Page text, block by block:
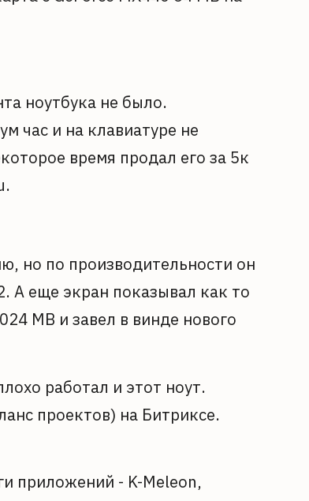
ноутбука не было.
час и на клавиатуре не
время продал его за 5к
но по производительности он
А еще экран показывал как то
MB и завел в винде нового
работал и этот ноут.
проектов) на Битриксе.
приложений - K-Meleon,